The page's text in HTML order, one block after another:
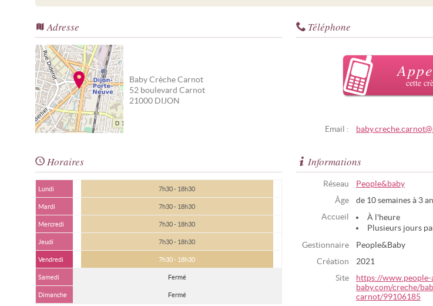
Adresse
Baby Crèche Carnot
52 boulevard Carnot
21000 DIJON
Téléphone
cette
Email :
Horaires
Lundi 7h30 - 18h30
Mardi 7h30 - 18h30
Mercredi 7h30 - 18h30
Jeudi 7h30 - 18h30
Vendredi 7h30 - 18h30
Samedi Fermé
Dimanche Fermé
Informations
Réseau
People&baby
Âge
de 10 semaines à 3
Accueil
À l'heure
Plusieurs jours
Gestionnaire
People&Baby
Création
2021
Site
https://www.people-
baby.com/creche/
carnot/99106185